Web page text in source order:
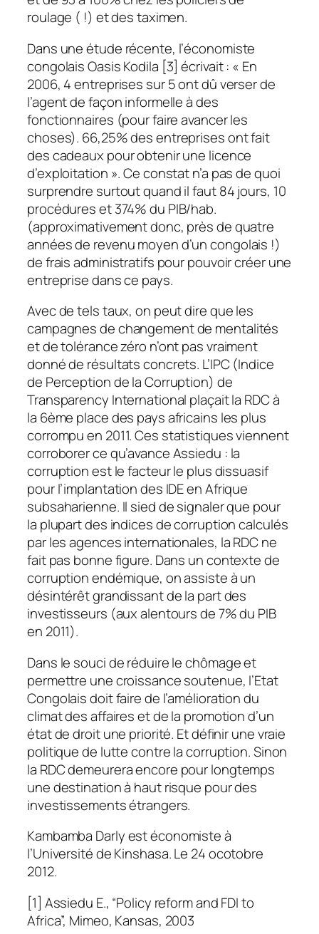
roulage ( !) et des taximen.
Dans une étude récente, l’économiste
congolais Oasis Kodila [3] écrivait : « En
2006, 4 entreprises sur 5 ont dû verser de
l’agent de façon informelle à des
fonctionnaires (pour faire avancer les
choses). 66,25% des entreprises ont fait
des cadeaux pour obtenir une licence
d’exploitation ». Ce constat n’a pas de quoi
surprendre surtout quand il faut 84 jours, 10
procédures et 374% du PIB/hab.
(approximativement donc, près de quatre
années de revenu moyen d’un congolais !)
de frais administratifs pour pouvoir créer une
entreprise dans ce pays.
Avec de tels taux, on peut dire que les
campagnes de changement de mentalités
et de tolérance zéro n’ont pas vraiment
donné de résultats concrets. L’IPC (Indice
de Perception de la Corruption) de
Transparency International plaçait la RDC à
la 6ème place des pays africains les plus
corrompu en 2011. Ces statistiques viennent
corroborer ce qu’avance Assiedu : la
corruption est le facteur le plus dissuasif
pour l’implantation des IDE en Afrique
subsaharienne. Il sied de signaler que pour
la plupart des indices de corruption calculés
par les agences internationales, la RDC ne
fait pas bonne figure. Dans un contexte de
corruption endémique, on assiste à un
désintérêt grandissant de la part des
investisseurs (aux alentours de 7% du PIB
en 2011).
Dans le souci de réduire le chômage et
permettre une croissance soutenue, l’Etat
Congolais doit faire de l’amélioration du
climat des affaires et de la promotion d’un
état de droit une priorité. Et définir une vraie
politique de lutte contre la corruption. Sinon
la RDC demeurera encore pour longtemps
une destination à haut risque pour des
investissements étrangers.
Kambamba Darly est économiste à
l’Université de Kinshasa. Le 24 ocotobre
2012.
[1] Assiedu E., “Policy reform and FDI to
Africa”, Mimeo, Kansas, 2003